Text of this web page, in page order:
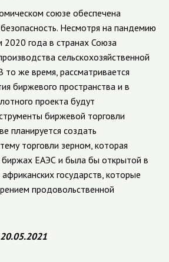
союзе обеспечена
Несмотря на пандемию
2020 года в странах Союза
сельскохозяйственной
то же время, рассматривается
биржевого пространства и в
проекта будут
биржевой торговли
планируется создать
торговли зерном, которая
ЕАЭС и была бы открытой в
государств, которые
продовольственной